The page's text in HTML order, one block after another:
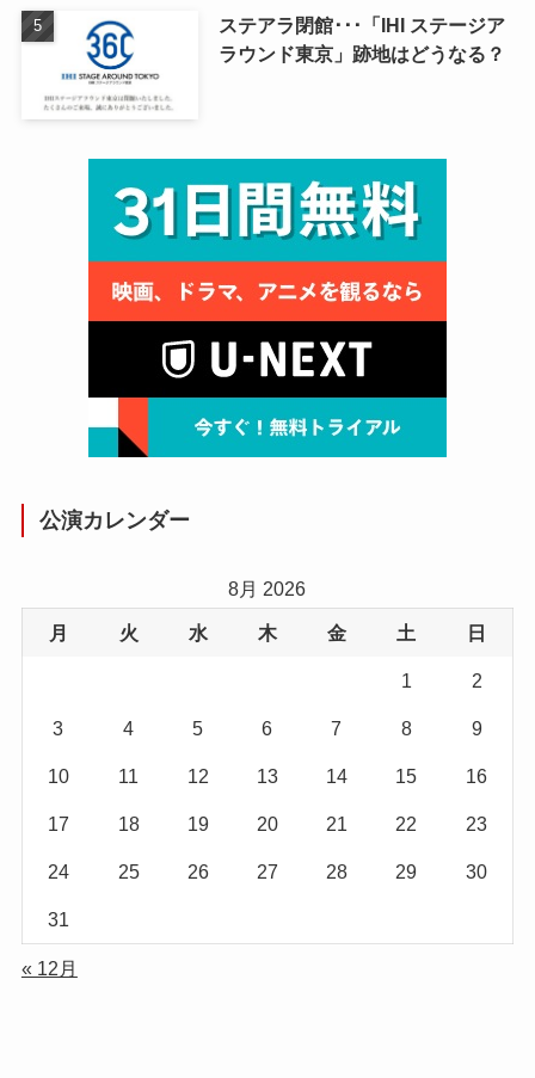
ステアラ閉館･･･「IHI ステージア
ラウンド東京」跡地はどうなる？
公演カレンダー
8月 2026
月 火 水 木 金 土 日
1 2
3 4 5 6 7 8 9
10 11 12 13 14 15 16
17 18 19 20 21 22 23
24 25 26 27 28 29 30
31
« 12月